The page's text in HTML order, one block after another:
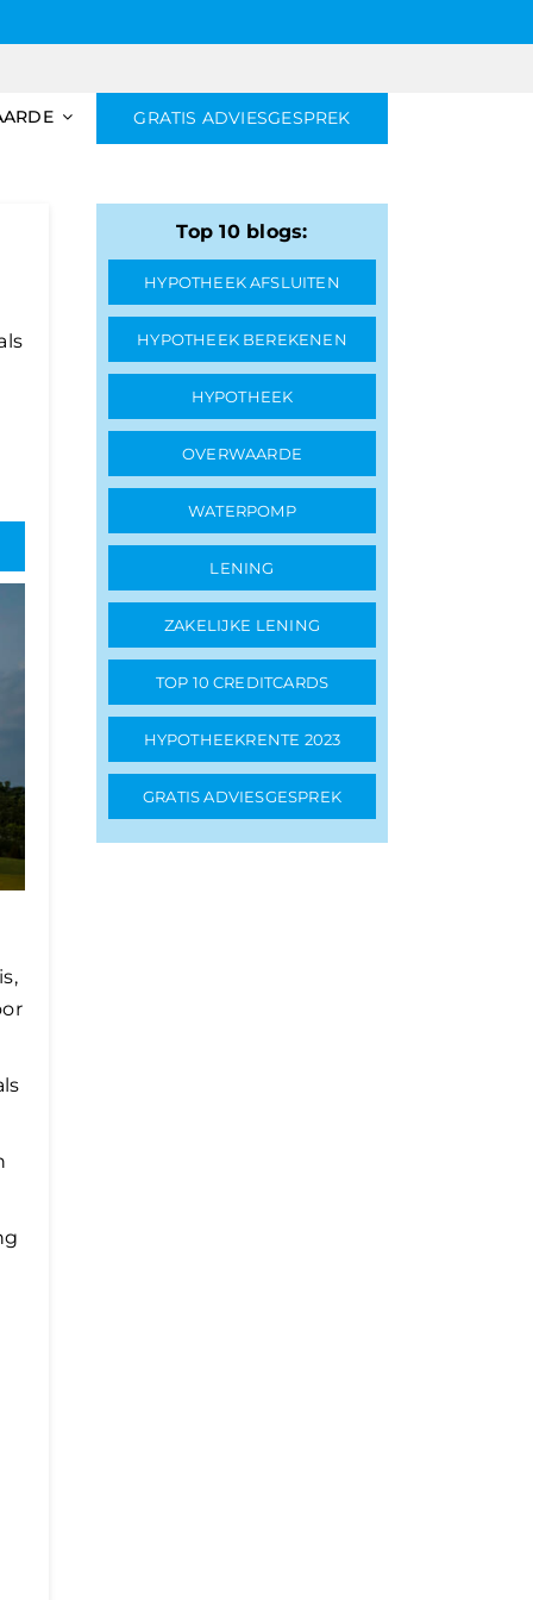
GRATIS ADVIESGESPREK
Top 10 blogs:
HYPOTHEEK AFSLUITEN
HYPOTHEEK BEREKENEN
HYPOTHEEK
OVERWAARDE
WATERPOMP
LENING
ZAKELIJKE LENING
TOP 10 CREDITCARDS
HYPOTHEEKRENTE 2023
GRATIS ADVIESGESPREK